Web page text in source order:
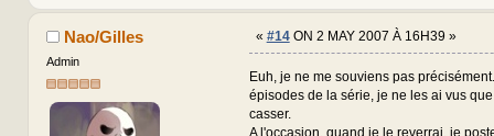
Nao/Gilles
Admin
« #14ON 2 MAY 2007 À 16H39 »
Euh, je ne me souviens pas
épisodes de la série, je ne les ai vus
casser.
A l'occasion, quand je le reverrai, je